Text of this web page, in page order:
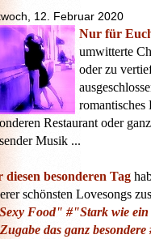
12. Februar 2020
Nur für
umwitterte
oder zu
romantisches
Restaurant oder
Musik ...
diesen besonderen Tag
schönsten Lovesongs
Food" #"Stark wie
das ganz